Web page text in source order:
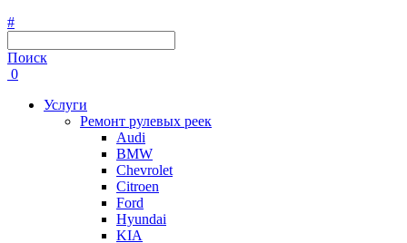
#
Поиск
0
Услуги
Ремонт рулевых реек
Audi
BMW
Chevrolet
Citroen
Ford
Hyundai
KIA